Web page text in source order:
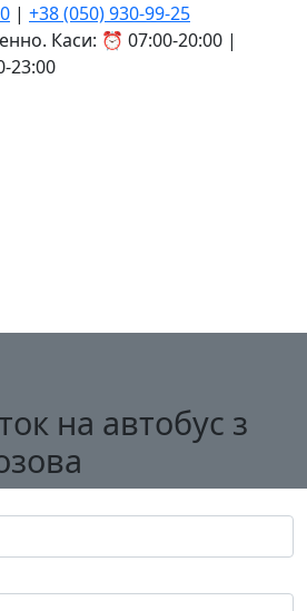
| +38 (050) 930-99-25
Каси: ⏰ 07:00-20:00 |
23:00
на автобус з